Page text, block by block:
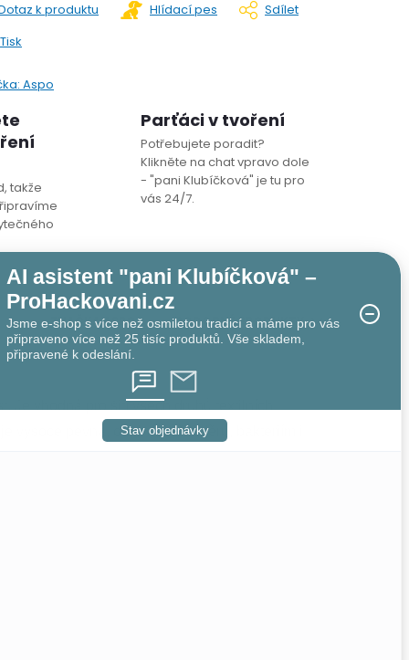
Tisk
k produktu Hlídací pes Sdílet
Aspo
takže
Parťáci v tvoření
Potřebujete poradit?
Klikněte na chat vpravo dole
- "pani Klubíčková" je tu pro
vás 24/7.
ZNAČKAASPO PODOBNÉ PRODUKTY
Je vhodná pro šití všech druhů textilních
vysoce pevná, odolná vůči oděru, bakteriím i
AI asistent "pani Klubíčková" –
ProHackovani.cz
Jsme e-shop s více než osmiletou tradicí a máme pro vás
připraveno více než 25 tisíc produktů. Vše skladem,
připravené k odeslání.
Stav objednávky